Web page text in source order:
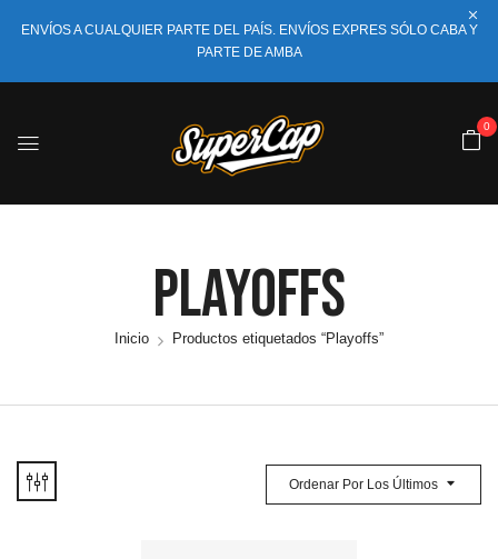
ENVÍOS A CUALQUIER PARTE DEL PAÍS. ENVÍOS EXPRES SÓLO CABA Y
PARTE DE AMBA
0
Playoffs
Inicio Productos etiquetados “Playoffs”
Ordenar Por Los Últimos